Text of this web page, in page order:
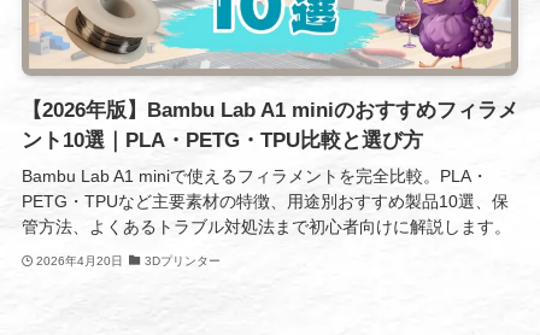
【2026年版】Bambu Lab A1 miniのおすすめフィラメ
ント10選｜PLA・PETG・TPU比較と選び方
Bambu Lab A1 miniで使えるフィラメントを完全比較。PLA・
PETG・TPUなど主要素材の特徴、用途別おすすめ製品10選、保
管方法、よくあるトラブル対処法まで初心者向けに解説します。
2026年4月20日 3Dプリンター